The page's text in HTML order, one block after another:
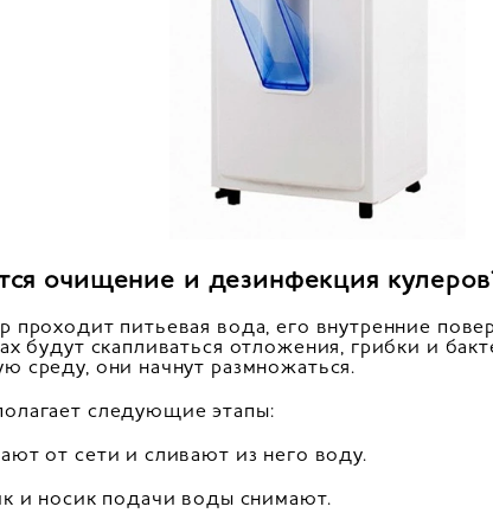
очищение и дезинфекция
проходит питьевая вода, его внутренние
будут скапливаться отложения, грибки и
среду, они начнут размножаться.
следующие этапы:
от сети и сливают из него воду.
и носик подачи воды снимают.